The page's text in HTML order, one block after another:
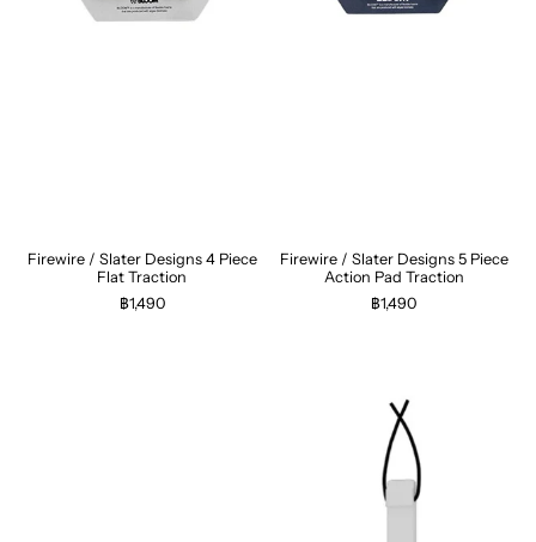
Firewire / Slater Designs 4 Piece
Flat Traction
฿1,490
Firewire / Slater Designs 5 Piece
Action Pad Traction
฿1,490